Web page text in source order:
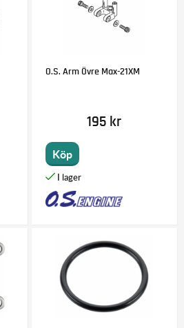
O.S. Arm Övre Max-21XM
195 kr
Köp